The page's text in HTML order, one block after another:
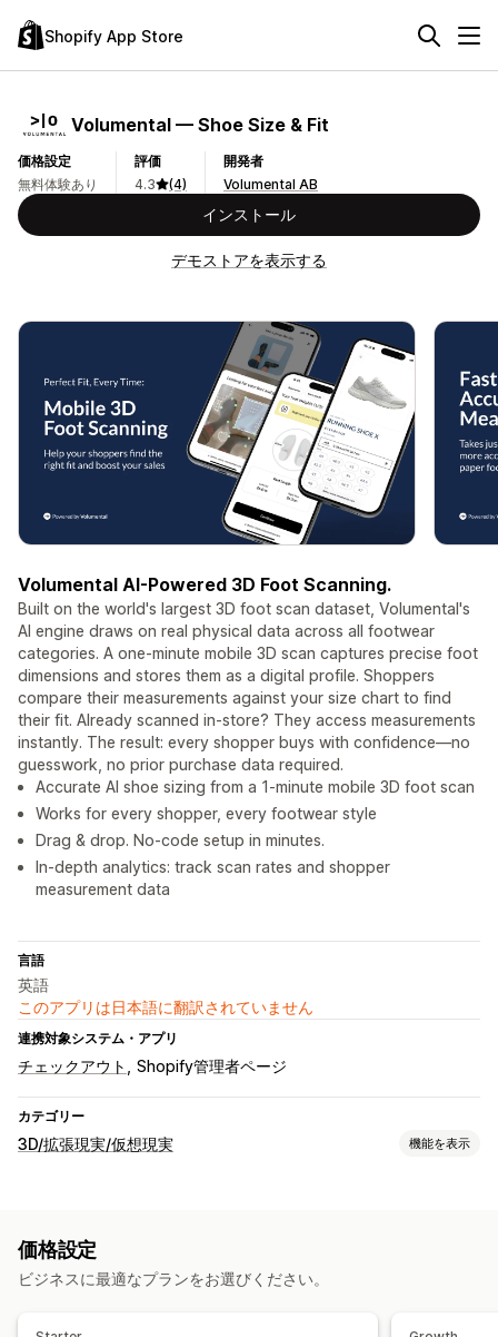
Shopify App Store
Volumental — Shoe Size & Fit
価格設定
無料体験あり
評価
4.3
(4)
開発者
Volumental AB
インストール
デモストアを表示する
Volumental AI-Powered 3D Foot Scanning.
Built on the world's largest 3D foot scan dataset, Volumental's
AI engine draws on real physical data across all footwear
categories. A one-minute mobile 3D scan captures precise foot
dimensions and stores them as a digital profile. Shoppers
compare their measurements against your size chart to find
their fit. Already scanned in-store? They access measurements
instantly. The result: every shopper buys with confidence—no
guesswork, no prior purchase data required.
Accurate AI shoe sizing from a 1-minute mobile 3D foot scan
Works for every shopper, every footwear style
Drag & drop. No-code setup in minutes.
In-depth analytics: track scan rates and shopper
measurement data
言語
英語
このアプリは日本語に翻訳されていません
連携対象システム・アプリ
チェックアウト Shopify管理者ページ
カテゴリー
3D/拡張現実/仮想現実 機能を表示
カスタマイズ
価格設定
ビジネスに最適なプランをお選びください。